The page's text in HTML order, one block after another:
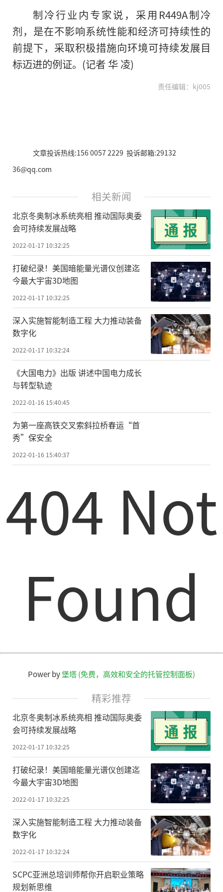
制冷行业内专家说，采用R449A制冷
剂，是在不影响系统性能和经济可持续性的
前提下，采取积极措施向环境可持续发展目
标迈进的例证。(记者 华 凌)
责任编辑：kj005
文章投诉热线:156 0057 2229 投诉邮箱:29132
36@qq.com
相关新闻
北京冬奥制冰系统亮相 推动国际奥委
会可持续发展战略
2022-01-17 10:32:25
打破纪录！美国暗能量光谱仪创建迄
今最大宇宙3D地图
2022-01-17 10:32:25
深入实施智能制造工程 大力推动装备
数字化
2022-01-17 10:32:24
《大国电力》出版 讲述中国电力成长
与转型轨迹
2022-01-16 15:40:45
为第一座高铁交叉索斜拉桥春运“首
秀”保安全
2022-01-16 15:40:37
404 Not
Found
Power by堡塔 (免费，高效和安全的托管控制面板)
精彩推荐
北京冬奥制冰系统亮相 推动国际奥委
会可持续发展战略
2022-01-17 10:32:25
打破纪录！美国暗能量光谱仪创建迄
今最大宇宙3D地图
2022-01-17 10:32:25
深入实施智能制造工程 大力推动装备
数字化
2022-01-17 10:32:24
SCPC亚洲总培训师帮你开启职业策略
规划新思维